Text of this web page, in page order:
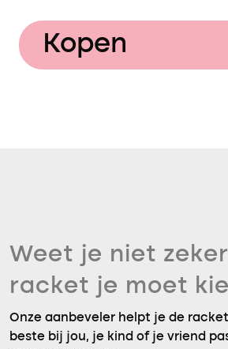
Kopen
Weet je niet
racket je moet
Onze aanbeveler helpt je de
beste bij jou, je kind of je vriend